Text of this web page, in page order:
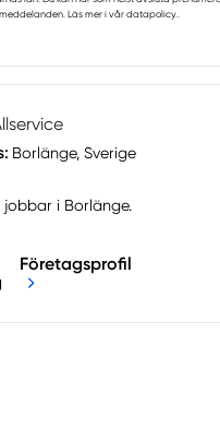
Läs mer i vår datapolicy..
Borlänge, Sverige
jobbar i Borlänge.
Företagsprofil